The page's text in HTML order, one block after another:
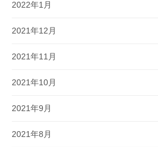
2022年1月
2021年12月
2021年11月
2021年10月
2021年9月
2021年8月